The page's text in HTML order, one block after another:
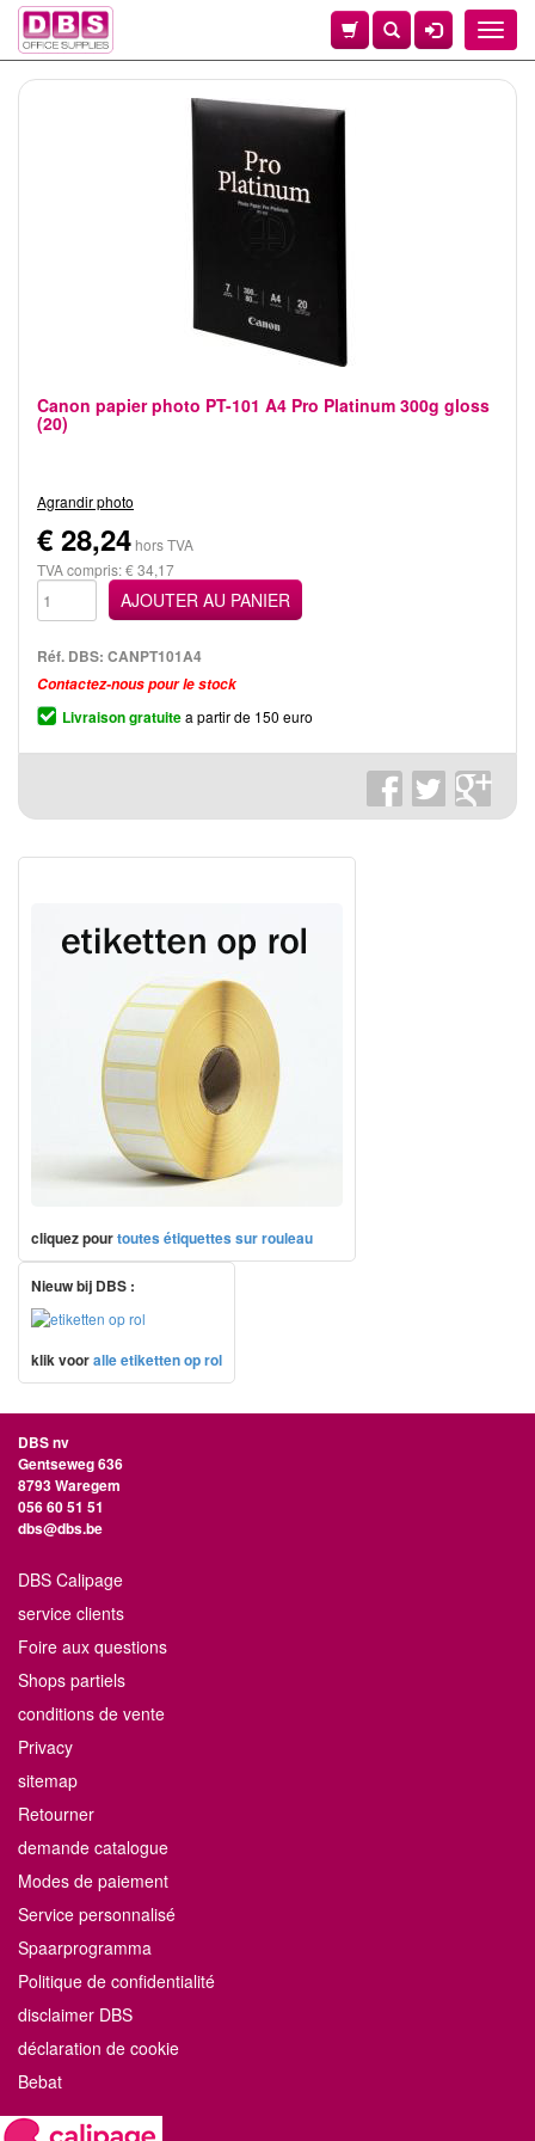
Toggle
Canon papier photo PT-101 A4 Pro Platinum 300g gloss
(20)
Agrandir photo
€ 28,24 hors TVA
TVA compris: € 34,17
AJOUTER AU PANIER
Réf. DBS: CANPT101A4
Contactez-nous pour le stock
Livraison gratuitea partir de 150 euro
cliquez pourtoutes étiquettes sur rouleau
Nieuw bij DBS :
klik vooralle etiketten op rol
DBS nv
Gentseweg 636
8793 Waregem
056 60 51 51
dbs@dbs.be
DBS Calipage
service clients
Foire aux questions
Shops partiels
conditions de vente
Privacy
sitemap
Retourner
demande catalogue
Modes de paiement
Service personnalisé
Spaarprogramma
Politique de confidentialité
disclaimer DBS
déclaration de cookie
Bebat